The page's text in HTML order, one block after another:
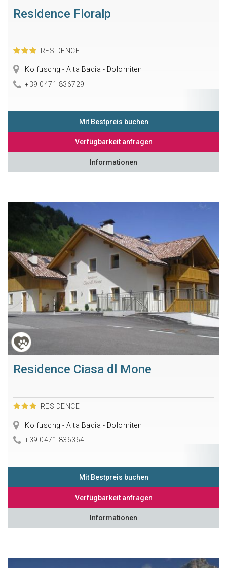
Residence Floralp
RESIDENCE
Kolfuschg - Alta Badia - Dolomiten
+39 0471 836729
Mit Bestpreis buchen
Verfügbarkeit anfragen
Informationen
Residence Ciasa dl Mone
RESIDENCE
Kolfuschg - Alta Badia - Dolomiten
+39 0471 836364
Mit Bestpreis buchen
Verfügbarkeit anfragen
Informationen